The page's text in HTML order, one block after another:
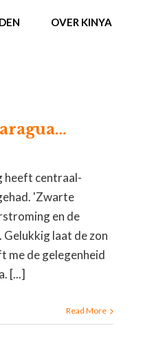
OVER KINYA
heeft centraal-
'Zwarte
en de
laat de zon
me de gelegenheid
[...]
Read More